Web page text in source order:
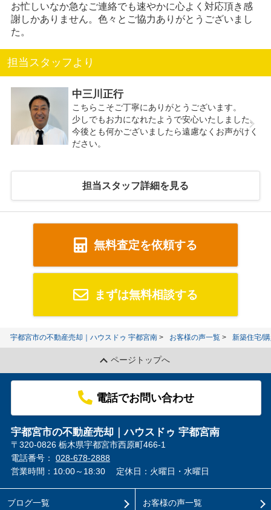
お忙しいなか急なご連絡でも速やかに心よく対応頂き感
謝しかありません。色々とご協力ありがとうございまし
た。
担当スタッフより
中三川正行
こちらこそご丁寧にありがとうございます。
少しでもお力になれたようで安心いたしました。
今後とも何かございましたら遠慮なくお声がけく
ださい。
担当スタッフ詳細を見る
無料査定を依頼する
まずは無料相談する
宇都宮市の不動産売却｜ハウスドゥ 宇都宮南 お客様の声一覧 新築住宅/
ページトップへ
電話でお問い合わせ
宇都宮市の不動産売却｜ハウスドゥ 宇都宮南
〒320-0826 栃木県宇都宮市西原町466-1
電話番号： 028-678-2888
営業時間：10:00～18:30
定休日：火曜日・水曜日
ブログ一覧 お客様の声一覧